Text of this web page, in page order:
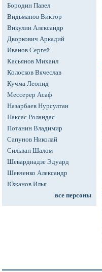
Бородин Павел
Видьманов Виктор
Викулин Александр
Дворкович Аркадий
Иванов Сергей
Касьянов Михаил
Колосков Вячеслав
Кучма Леонид
Мессерер Асаф
Назарбаев Нурсултан
Паксас Роландас
Потанин Владимир
Сапунов Николай
Сильван Шалом
Шеварднадзе Эдуард
Шевченко Александр
Южанов Илья
все персоны